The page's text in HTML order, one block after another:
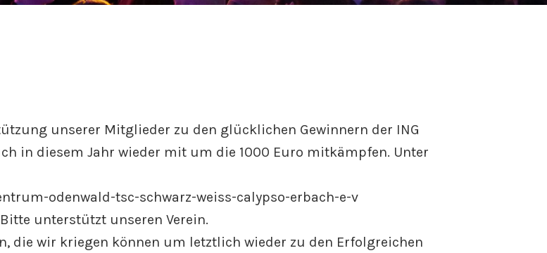
unserer Mitglieder zu den glücklichen Gewinnern der ING
in diesem Jahr wieder mit um die 1000 Euro mitkämpfen. Unter
odenwald-tsc-schwarz-weiss-calypso-erbach-e-v
unterstützt unseren Verein.
die wir kriegen können um letztlich wieder zu den Erfolgreichen